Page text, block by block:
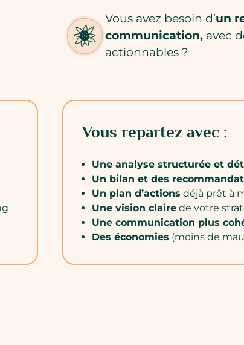
Vous avez besoin d’un
communication,avec
actionnables ?
Vous repartez avec :
Une analyse structurée et
Un bilan et des
Un plan d’actions déjà prêt à
Une vision claire de votre
Une communication plus
Des économies (moins de